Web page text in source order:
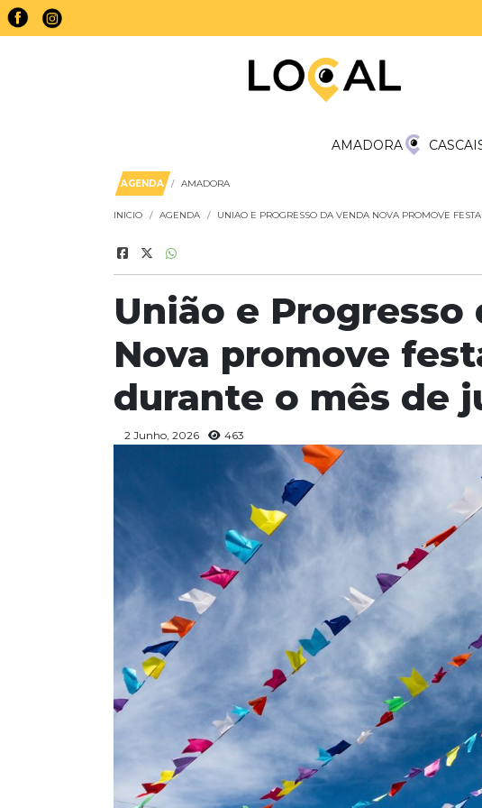
AMADORA
AGENDA AMADORA
INICIO AGENDA UNIAO E PROGRESSO DA VENDA NOVA PROMOVE
União e Progresso
Nova promove
durante o mês de
2 Junho, 2026 463